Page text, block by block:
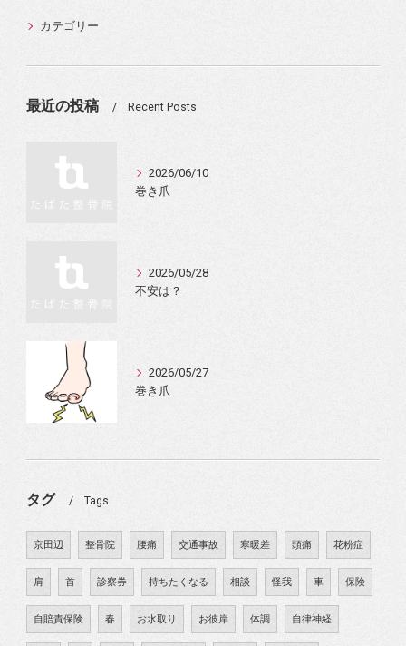
カテゴリー
最近の投稿 Recent Posts
2026/06/10
巻き爪
2026/05/28
不安は？
2026/05/27
巻き爪
タグ Tags
京田辺 整骨院 腰痛 交通事故 寒暖差 頭痛 花粉症
肩 首 診察券 持ちたくなる 相談 怪我 車 保険
自賠責保険 春 お水取り お彼岸 体調 自律神経